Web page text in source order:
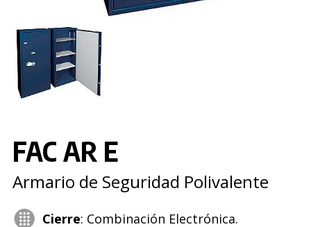
FAC AR E
Armario de Seguridad Polivalente
Cierre: Combinación Electrónica.